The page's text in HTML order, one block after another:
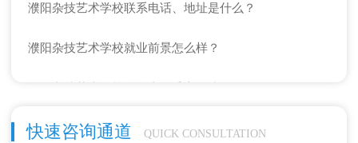
濮阳杂技艺术学校联系电话、地址是什么？
濮阳杂技艺术学校就业前景怎么样？
濮阳杂技艺术学校学费及收费标准
快速咨询通道 QUICK CONSULTATION